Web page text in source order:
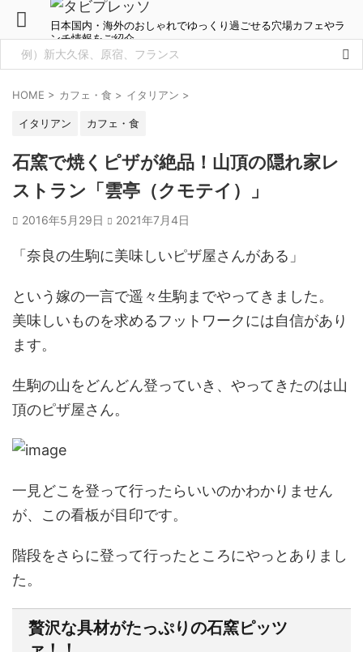
日本国内・海外のおしゃれでゆっくり過ごせる穴場カフェやラ
ンチ情報をご紹介
HOME > カフェ・食 > イタリアン >
イタリアン カフェ・食
石窯で焼くピザが絶品！山頂の隠れ家レ
ストラン「雲亭（クモテイ）」
2016年5月29日 2021年7月4日
「奈良の生駒に美味しいピザ屋さんがある」
という嫁の一言で遥々生駒までやってきました。
美味しいものを求めるフットワークには自信があり
ます。
生駒の山をどんどん登っていき、やってきたのは山
頂のピザ屋さん。
一見どこを登って行ったらいいのかわかりません
が、この看板が目印です。
階段をさらに登って行ったところにやっとありまし
た。
贅沢な具材がたっぷりの石窯ピッツ